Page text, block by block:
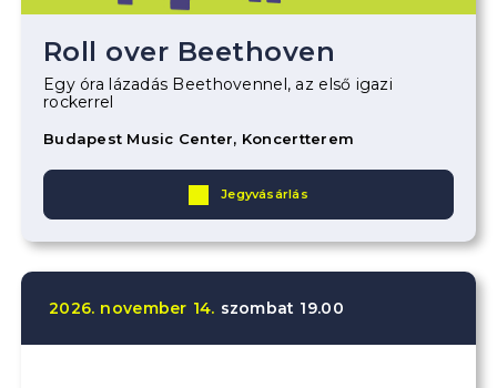
Roll over Beethoven
Egy óra lázadás Beethovennel, az első igazi
rockerrel
Budapest Music Center, Koncertterem
Jegyvásárlás
2026. november 14. szombat 19.00